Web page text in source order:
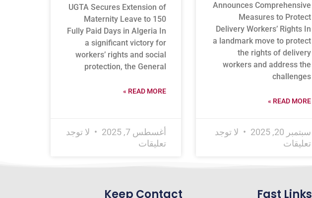
Announces Comprehensive
Measures to Protect
Delivery Workers’ Rights In
a landmark move to protect
the rights of delivery
workers and address the
challenges
READ MORE »
سبتمبر 20, 2025
لا توجد
تعليقات
UGTA Secures Extension of
Maternity Leave to 150
Fully Paid Days in Algeria In
a significant victory for
workers’ rights and social
protection, the General
READ MORE »
أغسطس 7, 2025
لا توجد
تعليقات
Fast Links
Keep Contact